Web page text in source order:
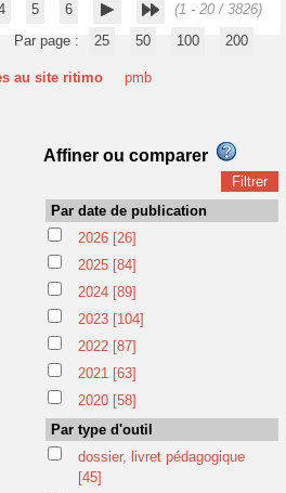
5 6
(1 - 20 / 3826)
Par page :
25 50 100 200
au site ritimo pmb
Affiner ou comparer
Par date de publication
2026 [26]
2025 [84]
2024 [89]
2023 [104]
2022 [87]
2021 [63]
2020 [58]
Par type d'outil
dossier, livret pédagogique
[45]